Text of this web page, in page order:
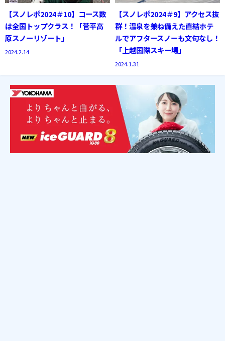
【スノレポ2024＃10】コース数
は全国トップクラス！「菅平高
原スノーリゾート」
2024.2.14
【スノレポ2024＃9】アクセス抜
群！温泉を兼ね備えた直結ホテ
ルでアフタースノーも文句なし！
「上越国際スキー場」
2024.1.31